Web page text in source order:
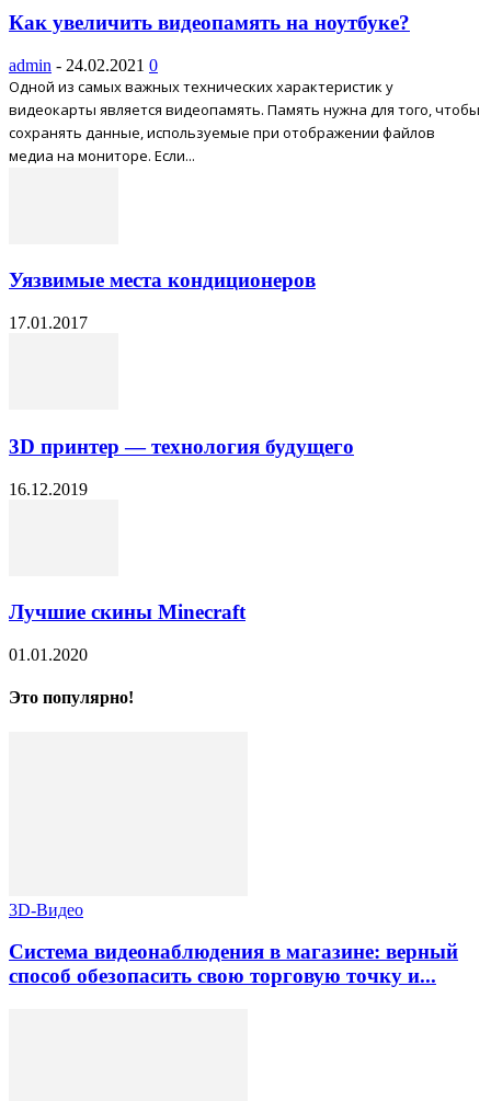
Как увеличить видеопамять на ноутбуке?
admin - 24.02.2021 0
Одной из самых важных технических характеристик у
видеокарты является видеопамять. Память нужна для того, чтобы
сохранять данные, используемые при отображении файлов
медиа на мониторе. Если...
Уязвимые места кондиционеров
17.01.2017
3D принтер — технология будущего
16.12.2019
Лучшие скины Minecraft
01.01.2020
Это популярно!
3D-Видео
Система видеонаблюдения в магазине: верный
способ обезопасить свою торговую точку и...